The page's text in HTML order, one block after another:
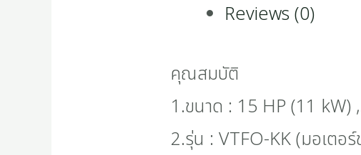
Reviews (0)
คุณสมบัติ
1.ขนาด : 15 HP (11
2.รุ่น : VTFO-KK (มอเตอ